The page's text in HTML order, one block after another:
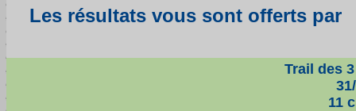
Les résultats vous sont offerts par
Trail des
11